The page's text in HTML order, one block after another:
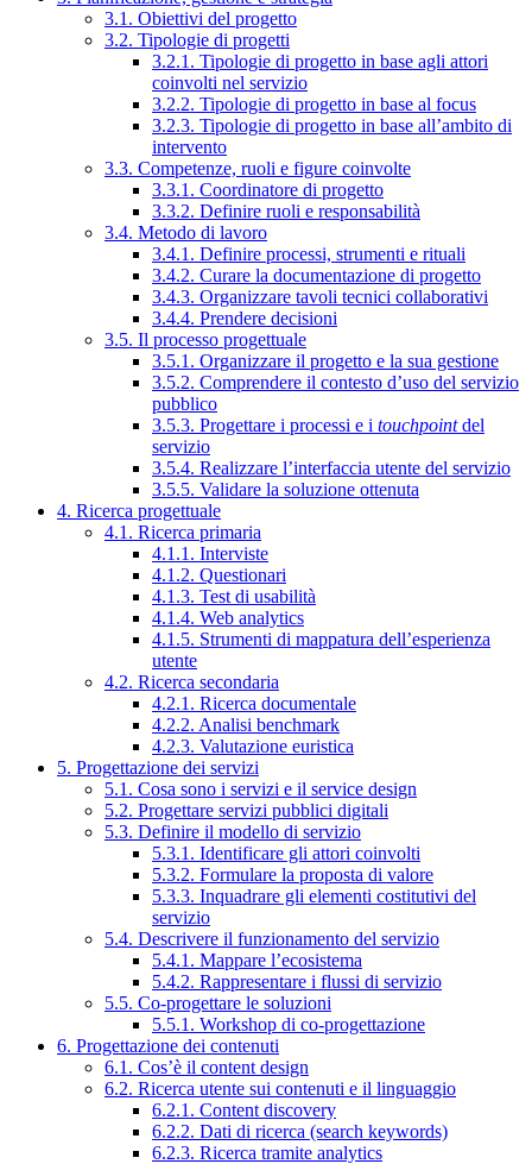
3.1. Obiettivi del progetto
3.2. Tipologie di progetti
3.2.1. Tipologie di progetto in base agli attori
coinvolti nel servizio
3.2.2. Tipologie di progetto in base al focus
3.2.3. Tipologie di progetto in base all’ambito di
intervento
3.3. Competenze, ruoli e figure coinvolte
3.3.1. Coordinatore di progetto
3.3.2. Definire ruoli e responsabilità
3.4. Metodo di lavoro
3.4.1. Definire processi, strumenti e rituali
3.4.2. Curare la documentazione di progetto
3.4.3. Organizzare tavoli tecnici collaborativi
3.4.4. Prendere decisioni
3.5. Il processo progettuale
3.5.1. Organizzare il progetto e la sua gestione
3.5.2. Comprendere il contesto d’uso del servizio
pubblico
3.5.3. Progettare i processi e i touchpointdel
servizio
3.5.4. Realizzare l’interfaccia utente del servizio
3.5.5. Validare la soluzione ottenuta
4. Ricerca progettuale
4.1. Ricerca primaria
4.1.1. Interviste
4.1.2. Questionari
4.1.3. Test di usabilità
4.1.4. Web analytics
4.1.5. Strumenti di mappatura dell’esperienza
utente
4.2. Ricerca secondaria
4.2.1. Ricerca documentale
4.2.2. Analisi benchmark
4.2.3. Valutazione euristica
5. Progettazione dei servizi
5.1. Cosa sono i servizi e il service design
5.2. Progettare servizi pubblici digitali
5.3. Definire il modello di servizio
5.3.1. Identificare gli attori coinvolti
5.3.2. Formulare la proposta di valore
5.3.3. Inquadrare gli elementi costitutivi del
servizio
5.4. Descrivere il funzionamento del servizio
5.4.1. Mappare l’ecosistema
5.4.2. Rappresentare i flussi di servizio
5.5. Co-progettare le soluzioni
5.5.1. Workshop di co-progettazione
6. Progettazione dei contenuti
6.1. Cos’è il content design
6.2. Ricerca utente sui contenuti e il linguaggio
6.2.1. Content discovery
6.2.2. Dati di ricerca (search keywords)
6.2.3. Ricerca tramite analytics